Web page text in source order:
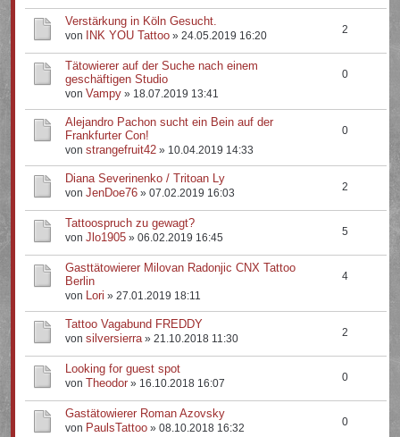
Verstärkung in Köln Gesucht.
von INK YOU Tattoo » 24.05.2019 16:20 2
Tätowierer auf der Suche nach einem
geschäftigen Studio
vonVampy » 18.07.2019 13:41
0
Alejandro Pachon sucht ein Bein auf der
Frankfurter Con!
vonstrangefruit42 » 10.04.2019 14:33
0
Diana Severinenko / Tritoan Ly
vonJenDoe76 » 07.02.2019 16:03 2
Tattoospruch zu gewagt?
vonJlo1905 » 06.02.2019 16:45 5
Gasttätowierer Milovan Radonjic CNX Tattoo
Berlin
von Lori » 27.01.2019 18:11
4
Tattoo Vagabund FREDDY
vonsilversierra» 21.10.2018 11:30 2
Looking for guest spot
von Theodor » 16.10.2018 16:07 0
Gastätowierer Roman Azovsky
von PaulsTattoo » 08.10.2018 16:32 0